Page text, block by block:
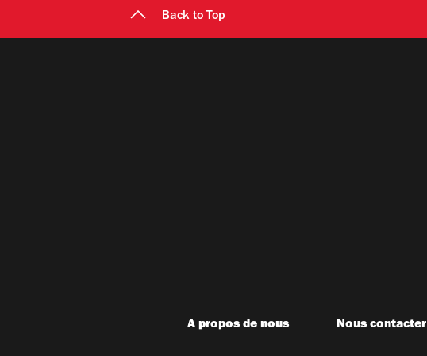
Back to Top
A propos de nous Nous contacter